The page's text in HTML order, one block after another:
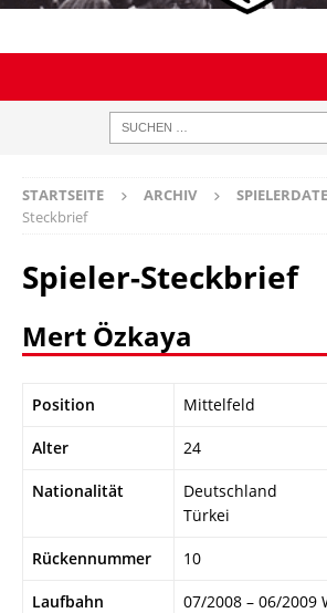
STARTSEITE ARCHIV
Steckbrief
Spieler-Steckbrief
Mert Özkaya
Position Mittelfeld
Alter 24
Nationalität
Deutschland
Türkei
Rückennummer 10
Laufbahn
07/2008 – 06/2009